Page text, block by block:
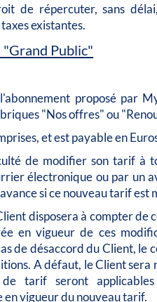
de répercuter, sans
existantes.
"Grand Public"
proposé par
"Nos offres" ou
et est payable en
de modifier son tarif à
électronique ou par un
si ce nouveau tarif est
disposera à compter
en vigueur de ces
de désaccord du Client, le
A défaut, le Client
tarif seront
vigueur du nouveau tarif.